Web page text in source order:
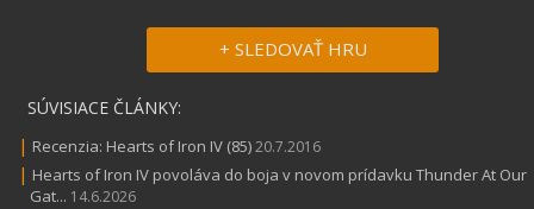
+ SLEDOVAŤ HRU
SÚVISIACE ČLÁNKY:
| Recenzia: Hearts of Iron IV (85)20.7.2016
| Hearts of Iron IV povoláva do boja v novom prídavku Thunder At Our
Gat... 14.6.2026